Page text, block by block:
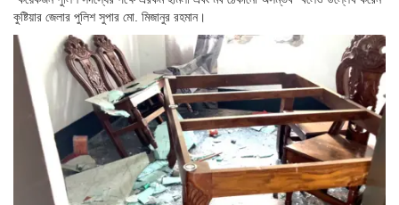
কুষ্টিয়ার জেলার পুলিশ সুপার মো. মিজানুর রহমান।